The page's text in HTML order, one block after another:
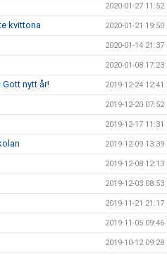
2020-01-27 11:52
kvittona 2020-01-21 19:50
2020-01-14 21:37
2020-01-08 17:23
nytt år! 2019-12-24 12:41
2019-12-20 07:52
2019-12-17 11:31
2019-12-09 13:39
2019-12-08 12:13
2019-12-03 08:53
2019-11-21 21:17
2019-11-05 09:46
2019-10-12 09:28